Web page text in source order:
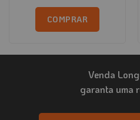
COMPRAR
variantes.
opções
Venda
garanta uma